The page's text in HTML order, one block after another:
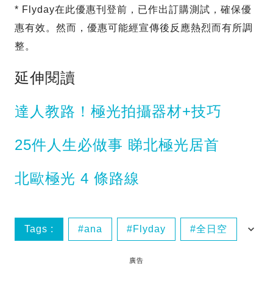
* Flyday在此優惠刊登前，已作出訂購測試，確保優
惠有效。然而，優惠可能經宣傳後反應熱烈而有所調
整。
延伸閱讀
達人教路！極光拍攝器材+技巧
25件人生必做事 睇北極光居首
北歐極光 4 條路線
Tags : ana Flyday 全日空
廣告